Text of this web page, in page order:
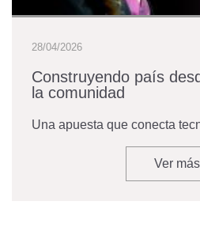
28/04/2026
Construyendo país
la comunidad
Una apuesta que conecta
Ver más